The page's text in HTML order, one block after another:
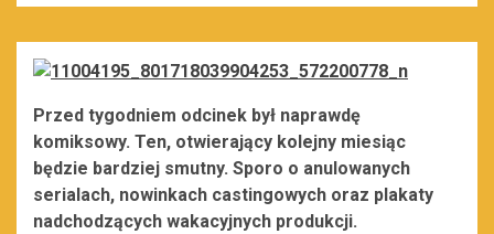
Przed tygodniem odcinek był naprawdę
komiksowy. Ten, otwierający kolejny miesiąc
będzie bardziej smutny. Sporo o anulowanych
serialach, nowinkach castingowych oraz plakaty
nadchodzących wakacyjnych produkcji.